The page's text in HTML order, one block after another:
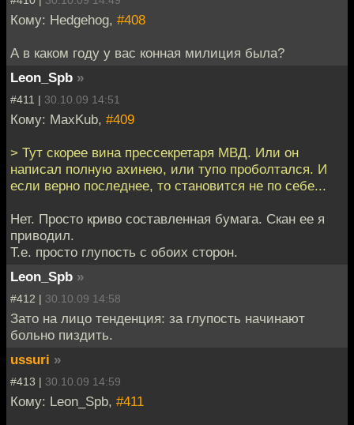
Кому: Hedgehog, #408
А в каком году у вас конная милиция была?
Leon_Spb »
#411 | 30.10.09 14:51
Кому: MaxKub, #409
> Тут скорее вина прессекретаря МВД. Или он
написал полную ахинею, или тупо проболтался. И
если верно последнее, то становится не по себе...
Нет. Просто криво составленная бумага. Скан ее я
приводил.
Т.е. просто глупость с обоих сторон.
Leon_Spb »
#412 | 30.10.09 14:58
Зато на лицо тенденция: за глупость начинают
больно пиздить.
ussuri »
#413 | 30.10.09 14:59
Кому: Leon_Spb, #411